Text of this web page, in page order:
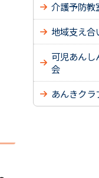
介護予防教
地域支え合
可児あんし
会
あんきクラ